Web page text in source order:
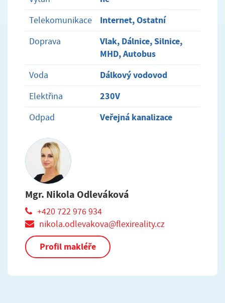
Telekomunikace Internet, Ostatní
Doprava
Vlak, Dálnice, Silnice,
MHD, Autobus
Voda Dálkový vodovod
Elektřina 230V
Odpad Veřejná kanalizace
Mgr. Nikola Odleváková
+420 722 976 934
nikola.odlevakova@flexireality.cz
Profil makléře